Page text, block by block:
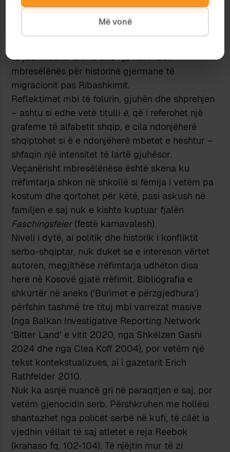
nga fotografitë e kujtimeve, i një gruaje të
të jashtëzakonshme dhe një kontribut
mbresëlënës për historinë gjermane të
migracionit pas Ribashkimit.
Reflektimet mbi të folurin, gjuhën dhe shprehjen
– ashtu si edhe vetë titulli ë, që i referohet një
grafeme të alfabetit shqip, e cila ndonjëherë
shqiptohet si ë e ndonjëherë mbetet e heshtur –
shfaqin një intensitet të lartë gjuhësor.
Veçanërisht mbresëlënëse është skena ku
rrëfimtarja shkon në shkollë si fëmija i vetëm pa
kostum dhe qortohet për këtë, pasi askush në
familjen e saj nuk e kishte kuptuar fjalën
Faschingsfeier(festë karnavalesh).
Niveli i dytë, ai politik dhe historik i konfliktit
serbo-shqiptar, nuk duket se e intereson vërtet
autoren, megjithëse rrëfimtarja udhëton disa
herë në Kosovë gjatë rrëfimit. Bibliografia e
shkurtër në aneks (‘Burimet e përzgjedhura’)
përfshin tashmë tre tituj mbi varrezat masive
(nga Balkan Investigative Reporting Network
‘Bitter Land’ e vitit 2020, nga Shkëlzen Gashi
2024 dhe nga Clea Koff 2004), por vetëm një
tekst kontekstualizues, ai i gazetarit Erich
Rathfelder 2010.
Nuk ka asnjë nuancë gri në paraqitjen e saj, por
vetëm gjenocidin serb. Përshkruhen me hollësi
shantazhet nga policët serbë në kufi, të cilët ia
vjedhin vëllait të saj atletet e reja Reebok
(krahaso fq. 102-104). Të njëjtin mur të zi
Më vonë